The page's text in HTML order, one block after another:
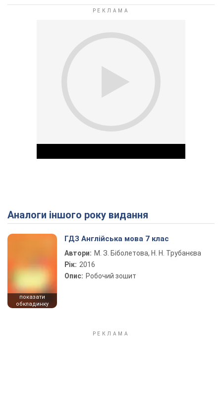
Play Video
Аналоги іншого року видання
показати
обкладинку
ГДЗ Англійська мова 7 клас
Автори: М. З. Біболетова, Н. Н. Трубанєва
Рік: 2016
Опис: Робочий зошит